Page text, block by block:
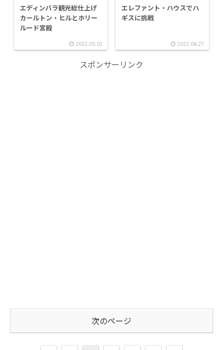
エディンバラ観光総仕上げ
カールトン・ヒルとホリー
ルード宮殿
2022.05.02
エレファント・ハウスでハ
ギスに挑戦
2022.04.27
スポンサーリンク
次のページ